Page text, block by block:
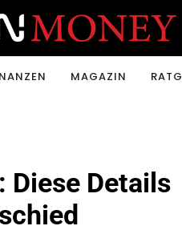
MAGAZIN
Diese Details